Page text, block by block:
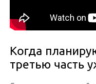
Когда
третью часть